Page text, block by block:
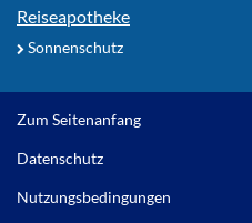
Reiseapotheke
Sonnenschutz
Zum Seitenanfang
Datenschutz
Nutzungsbedingungen